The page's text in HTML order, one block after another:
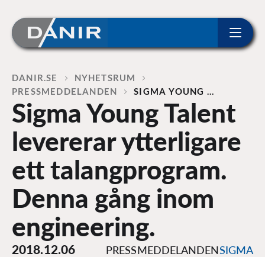
Home
DANIR
NYHETSRUM
PRESSMEDDELANDEN
SIGMA YOUNG …
Sigma Young Talent
levererar ytterligare
ett talangprogram.
Denna gång inom
engineering.
2018.12.06 PRESSMEDDELANDENSIGMA